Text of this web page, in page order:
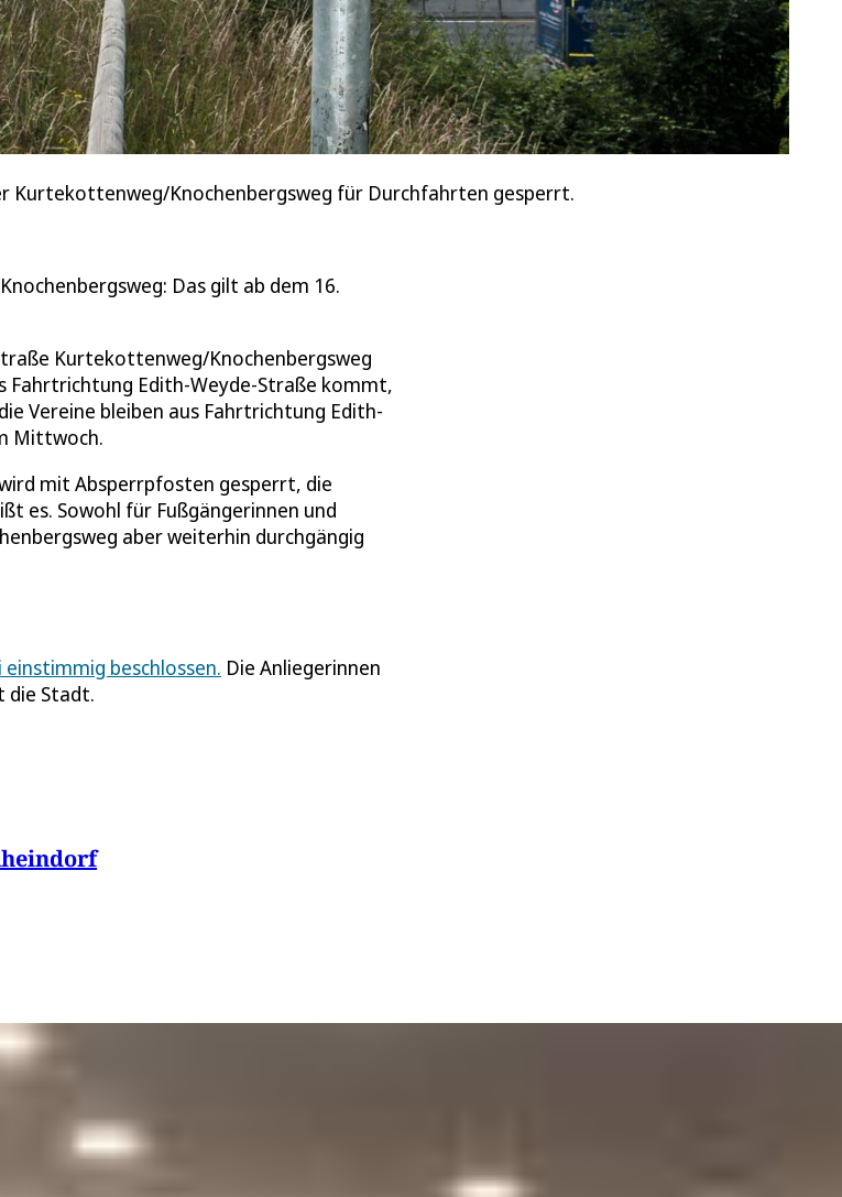
Kurtekottenweg/Knochenbergsweg für Durchfahrten gesperrt.
Das gilt ab dem 16.
Kurtekottenweg/Knochenbergsweg
Fahrtrichtung Edith-Weyde-Straße kommt,
Vereine bleiben aus Fahrtrichtung Edith-
Mittwoch.
mit Absperrpfosten gesperrt, die
es. Sowohl für Fußgängerinnen und
aber weiterhin durchgängig
beschlossen. Die Anliegerinnen
die Stadt.